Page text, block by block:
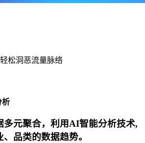
松洞恶流量脉络
析
多元聚合，利用AI智能分析技术,
品类的数据趋势。